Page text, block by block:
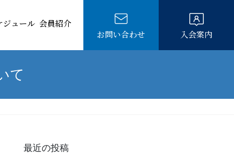
ジュール 会員紹介
お問い合わせ
入会案内
て
最近の投稿